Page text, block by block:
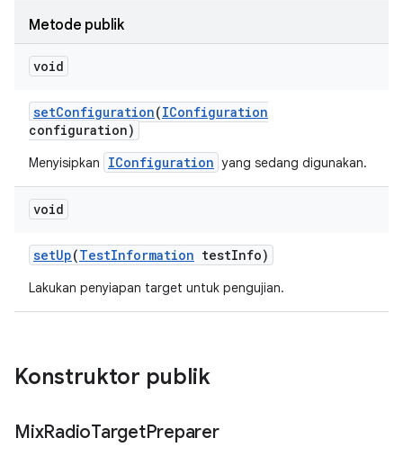
Metode publik
void
setConfiguration(IConfiguration
configuration)
Menyisipkan IConfiguration yang sedang digunakan.
void
setUp(TestInformation testInfo)
Lakukan penyiapan target untuk pengujian.
Konstruktor publik
MixRadioTargetPreparer